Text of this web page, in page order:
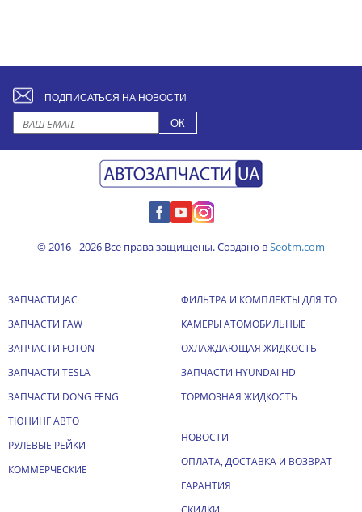
ПОДПИСАТЬСЯ НА НОВОСТИ
© 2016 - 2026 Все права защищены. Создано вSeotm.com
ЗАПЧАСТИ JAC
ЗАПЧАСТИ FAW
ЗАПЧАСТИ FOTON
ЗАПЧАСТИ TESLA
ЗАПЧАСТИ DONG FENG
ТЮНИНГ АВТО
РУЛЕВЫЕ РЕЙКИ
КОММЕРЧЕСКИЕ
ФИЛЬТРА И КОМПЛЕКТЫ ДЛЯ ТО
КАМЕРЫ АТОМОБИЛЬНЫЕ
ОХЛАЖДАЮЩАЯ ЖИДКОСТЬ
ЗАПЧАСТИ HYUNDAI HD
ТОРМОЗНАЯ ЖИДКОСТЬ
НОВОСТИ
ОПЛАТА, ДОСТАВКА И ВОЗВРАТ
ГАРАНТИЯ